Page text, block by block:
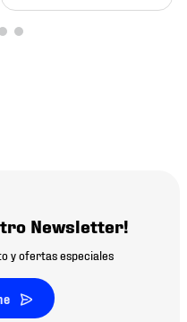
Newsletter!
y ofertas especiales